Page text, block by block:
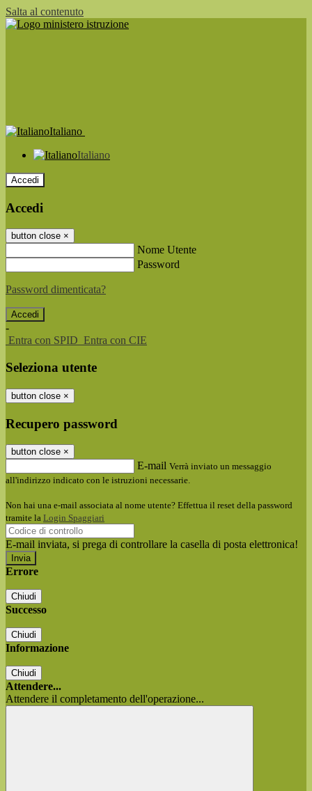
Salta al contenuto
Italiano
Italiano
Accedi
Accedi
button close ×
Nome Utente
Password
Password dimenticata?
-
Entra con SPID Entra con CIE
Seleziona utente
button close ×
Recupero password
button close ×
E-mail Verrà inviato un messaggio
all'indirizzo indicato con le istruzioni necessarie.
Non hai una e-mail associata al nome utente? Effettua il reset della password
tramite la Login Spaggiari
E-mail inviata, si prega di controllare la casella di posta elettronica!
Errore
Chiudi
Successo
Chiudi
Informazione
Chiudi
Attendere...
Attendere il completamento dell'operazione...